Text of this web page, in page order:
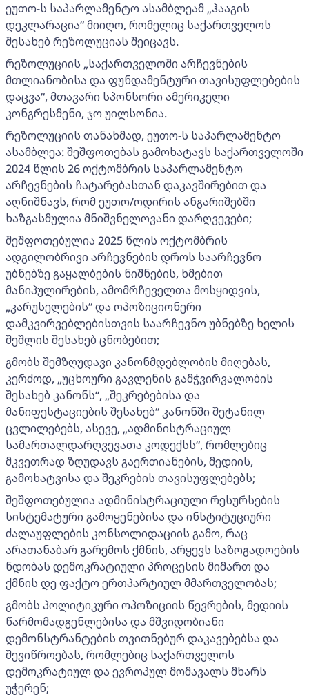
ეუთო-ს საპარლამენტო ასამბლეამ „ჰააგის
დეკლარაცია“ მიიღო, რომელიც საქართველოს
შესახებ რეზოლუციას შეიცავს.
რეზოლუციის „საქართველოში არჩევნების
მთლიანობისა და ფუნდამენტური თავისუფლებების
დაცვა“, მთავარი სპონსორი ამერიკელი
კონგრესმენი, ჯო უილსონია.
რეზოლუციის თანახმად, ეუთო-ს საპარლამენტო
ასამბლეა: შეშფოთებას გამოხატავს საქართველოში
2024 წლის 26 ოქტომბრის საპარლამენტო
არჩევნების ჩატარებასთან დაკავშირებით და
აღნიშნავს, რომ ეუთო/ოდირის ანგარიშებში
ხაზგასმულია მნიშვნელოვანი დარღვევები;
შეშფოთებულია 2025 წლის ოქტომბრის
ადგილობრივი არჩევნების დროს საარჩევნო
უბნებზე გაყალბების ნიშნების, ხმებით
მანიპულირების, ამომრჩეველთა მოსყიდვის,
„კარუსელების“ და ოპოზიციონერი
დამკვირვებლებისთვის საარჩევნო უბნებზე ხელის
შეშლის შესახებ ცნობებით;
გმობს შემზღუდავი კანონმდებლობის მიღებას,
კერძოდ, „უცხოური გავლენის გამჭვირვალობის
შესახებ კანონს“, „შეკრებებისა და
მანიფესტაციების შესახებ“ კანონში შეტანილ
ცვლილებებს, ასევე, „ადმინისტრაციულ
სამართალდარღვევათა კოდექსს“, რომლებიც
მკვეთრად ზღუდავს გაერთიანების, მედიის,
გამოხატვისა და შეკრების თავისუფლებებს;
შეშფოთებულია ადმინისტრაციული რესურსების
სისტემატური გამოყენებისა და ინსტიტუციური
ძალაუფლების კონსოლიდაციის გამო, რაც
არათანაბარ გარემოს ქმნის, არყევს საზოგადოების
ნდობას დემოკრატიული პროცესის მიმართ და
ქმნის დე ფაქტო ერთპარტიულ მმართველობას;
გმობს პოლიტიკური ოპოზიციის წევრების, მედიის
წარმომადგენლებისა და მშვიდობიანი
დემონსტრანტების თვითნებურ დაკავებებსა და
შევიწროებას, რომლებიც საქართველოს
დემოკრატიულ და ევროპულ მომავალს მხარს
უჭერენ;